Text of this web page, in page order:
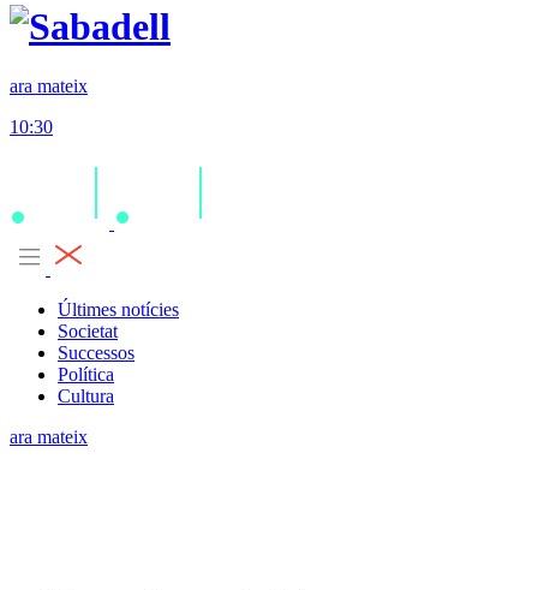
ara mateix
10:30
Últimes notícies
Societat
Successos
Política
Cultura
ara mateix